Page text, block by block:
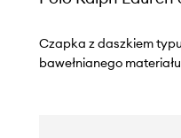
Czapka z daszkiem
bawełnianego